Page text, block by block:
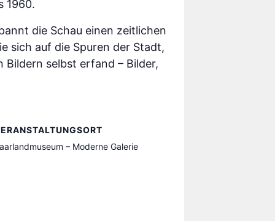
1960.
die Schau einen zeitlichen
sich auf die Spuren der Stadt,
selbst erfand – Bilder,
– Moderne Galerie